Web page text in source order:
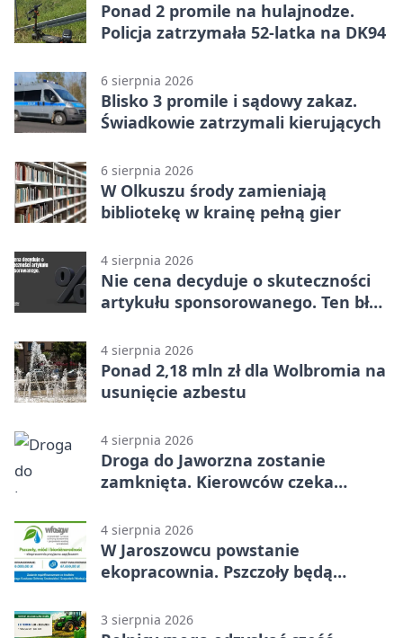
Ponad 2 promile na hulajnodze.
Policja zatrzymała 52-latka na DK94
6 sierpnia 2026
Blisko 3 promile i sądowy zakaz.
Świadkowie zatrzymali kierujących
6 sierpnia 2026
W Olkuszu środy zamieniają
bibliotekę w krainę pełną gier
4 sierpnia 2026
Nie cena decyduje o skuteczności
artykułu sponsorowanego. Ten błąd
4 sierpnia 2026
Ponad 2,18 mln zł dla Wolbromia na
usunięcie azbestu
4 sierpnia 2026
Droga do Jaworzna zostanie
zamknięta. Kierowców czeka
4 sierpnia 2026
W Jaroszowcu powstanie
ekopracownia. Pszczoły będą
3 sierpnia 2026